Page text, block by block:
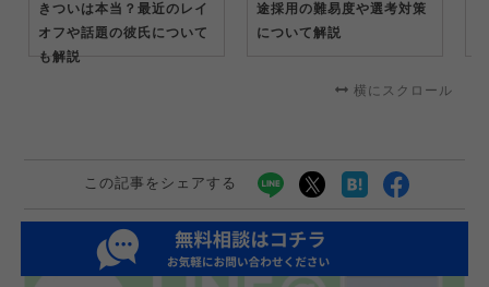
きついは本当？最近のレイ
オフや話題の彼氏について
も解説
途採用の難易度や選考対策
について解説
横にスクロール
この記事をシェアする